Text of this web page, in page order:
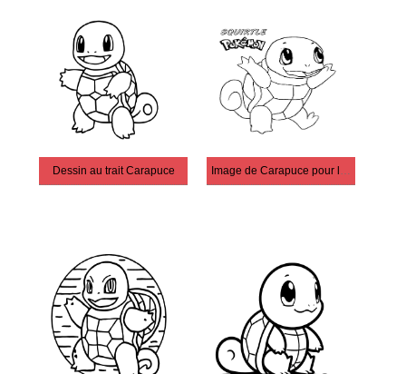
Dessin au trait Carapuce Image de Carapuce pour les enfants